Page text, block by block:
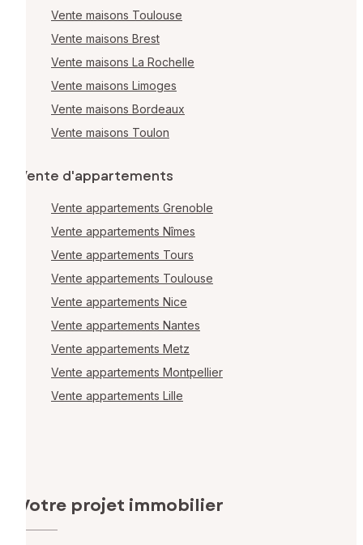
Vente maisons Toulouse
Vente maisons Brest
Vente maisons La Rochelle
Vente maisons Limoges
Vente maisons Bordeaux
Vente maisons Toulon
Vente d'appartements
Vente appartements Grenoble
Vente appartements Nîmes
Vente appartements Tours
Vente appartements Toulouse
Vente appartements Nice
Vente appartements Nantes
Vente appartements Metz
Vente appartements Montpellier
Vente appartements Lille
Votre projet immobilier